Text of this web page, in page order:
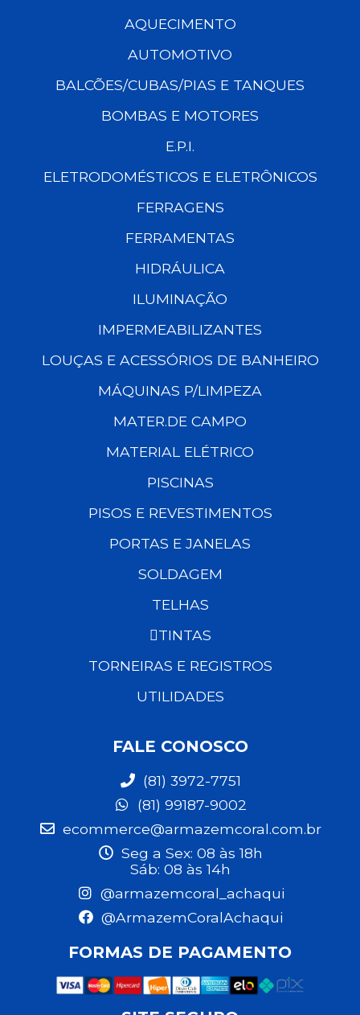
AQUECIMENTO
AUTOMOTIVO
BALCÕES/CUBAS/PIAS E TANQUES
BOMBAS E MOTORES
E.P.I.
ELETRODOMÉSTICOS E ELETRÔNICOS
FERRAGENS
FERRAMENTAS
HIDRÁULICA
ILUMINAÇÃO
IMPERMEABILIZANTES
LOUÇAS E ACESSÓRIOS DE BANHEIRO
MÁQUINAS P/LIMPEZA
MATER.DE CAMPO
MATERIAL ELÉTRICO
PISCINAS
PISOS E REVESTIMENTOS
PORTAS E JANELAS
SOLDAGEM
TELHAS
TINTAS
TORNEIRAS E REGISTROS
UTILIDADES
FALE CONOSCO
(81) 3972-7751
(81) 99187-9002
ecommerce@armazemcoral.com.br
Seg a Sex: 08 às 18h
Sáb: 08 às 14h
@armazemcoral_achaqui
@ArmazemCoralAchaqui
FORMAS DE PAGAMENTO